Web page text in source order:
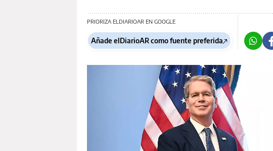
PRIORIZA ELDIARIOAR EN GOOGLE
Añade elDiarioAR como fuente preferida